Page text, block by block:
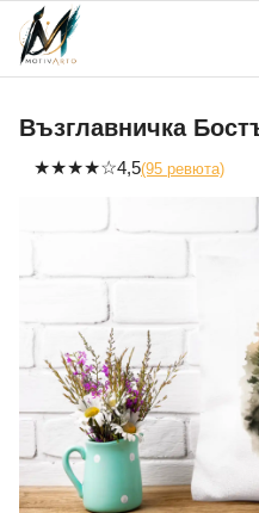
Skip
content
Възглавничка
★★★★☆4,5(95 ревюта)